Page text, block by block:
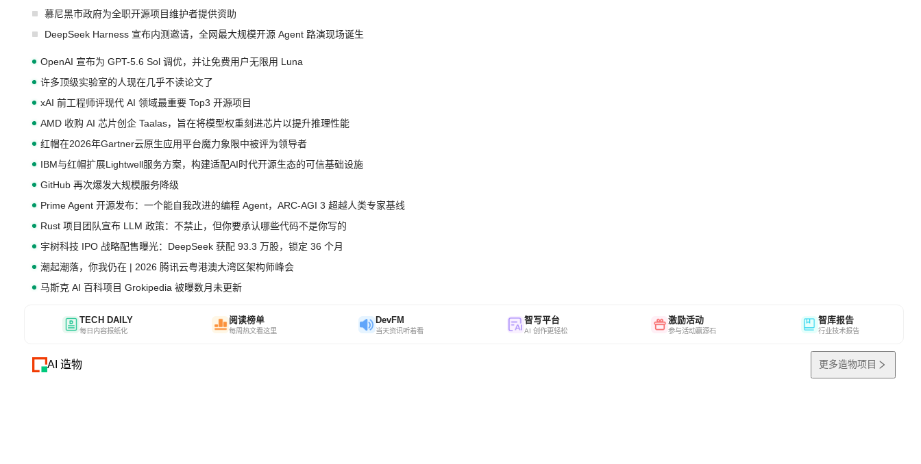
慕尼黑市政府为全职开源项目维护者提供资助
DeepSeek Harness 宣布内测邀请，全网最大规模开源 Agent 路演现场诞生
OpenAI 宣布为 GPT-5.6 Sol 调优，并让免费用户无限用 Luna
许多顶级实验室的人现在几乎不读论文了
xAI 前工程师评现代 AI 领域最重要 Top3 开源项目
AMD 收购 AI 芯片创企 Taalas，旨在将模型权重刻进芯片以提升推理性能
红帽在2026年Gartner云原生应用平台魔力象限中被评为领导者
IBM与红帽扩展Lightwell服务方案，构建适配AI时代开源生态的可信基础设施
GitHub 再次爆发大规模服务降级
Prime Agent 开源发布：一个能自我改进的编程 Agent，ARC-AGI 3 超越人类专家基线
Rust 项目团队宣布 LLM 政策：不禁止，但你要承认哪些代码不是你写的
宇树科技 IPO 战略配售曝光：DeepSeek 获配 93.3 万股，锁定 36 个月
潮起潮落，你我仍在 | 2026 腾讯云粤港澳大湾区架构师峰会
马斯克 AI 百科项目 Grokipedia 被曝数月未更新
TECH DAILY
每日内容报纸化
阅读榜单
每周热文看这里
DevFM
当天资讯听着看
智写平台
AI 创作更轻松
激励活动
参与活动赢源石
智库报告
行业技术报告
AI 造物 更多造物项目